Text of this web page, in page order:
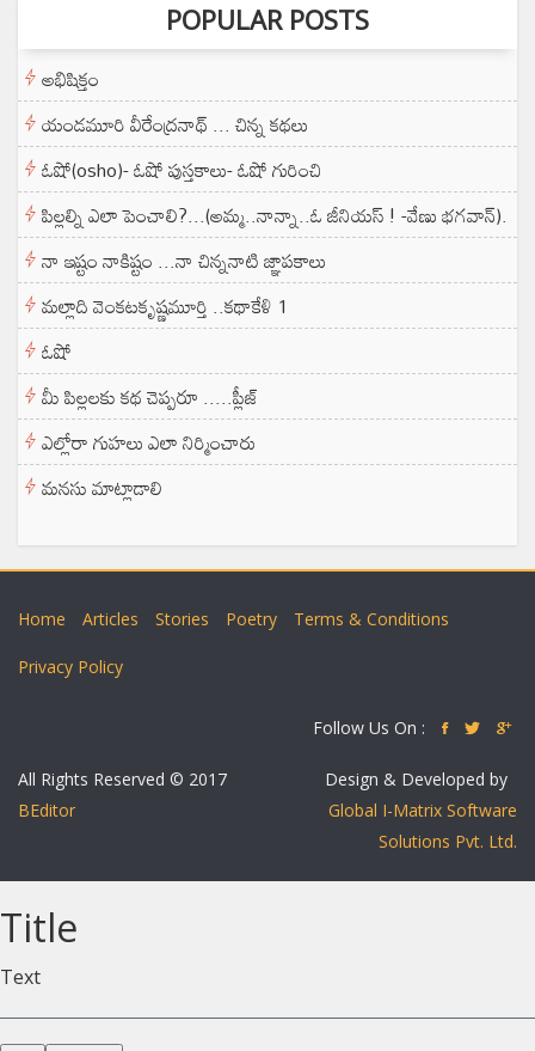
POPULAR POSTS
అభిషిక్తం
యండమూరి వీరేంద్రనాథ్ ... చిన్న కథలు
ఓషో(osho)- ఓషో పుస్తకాలు- ఓషో గురించి
పిల్లల్ని ఎలా పెంచాలి?...(అమ్మ..నాన్నా..ఓ జీనియస్ ! -వేణు భగవాన్).
నా ఇష్టం నాకిష్టం ...నా చిన్ననాటి జ్ఞాపకాలు
మల్లాది వెంకటకృష్ణమూర్తి ..కథాకేళి 1
ఓషో
మీ పిల్లలకు కథ చెప్పరూ .....ప్లీజ్
ఎల్లోరా గుహలు ఎలా నిర్మించారు
మనసు మాట్లాడాలి
Home Articles Stories Poetry Terms & Conditions
Privacy Policy
Follow Us On :
All Rights Reserved © 2017
BEditor
Design & Developed by
Global I-Matrix Software
Solutions Pvt. Ltd.
Title
Text